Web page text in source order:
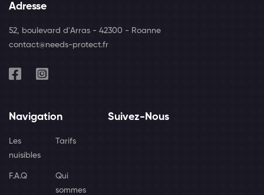
Adresse
52, boulevard d'Arras - 42300 - Roanne
contact@needs-protect.fr
Navigation
Les
nuisibles
Tarifs
F.A.Q
Qui
sommes
Suivez-Nous